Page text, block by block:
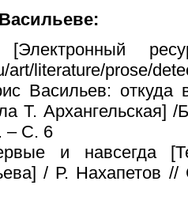
[Электронный
art/literature/prose/
Васильев:
Т. Архангельская]
– С. 6
и навсегда
/ Р. Нахапетов